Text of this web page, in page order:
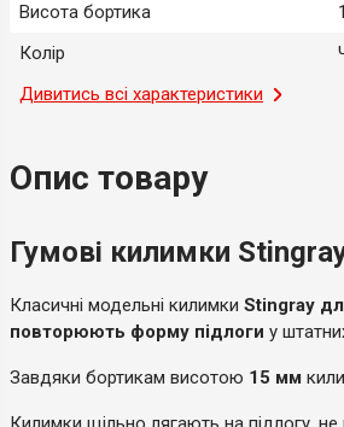
Висота бортика
Колір
Місце застосування
Країна-виробник
Дивитись всі характеристики
Опис товару
Гумові килимки
Класичні модельні килимки Stingray
повторюють форму підлоги у
Завдяки бортикам висотою 15 мм